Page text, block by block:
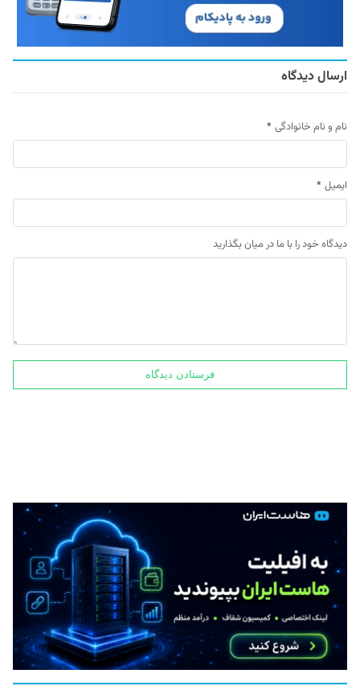
ارسال دیدگاه
نام و نام خانوادگی *
ایمیل *
دیدگاه خود را با ما در میان بگذارید